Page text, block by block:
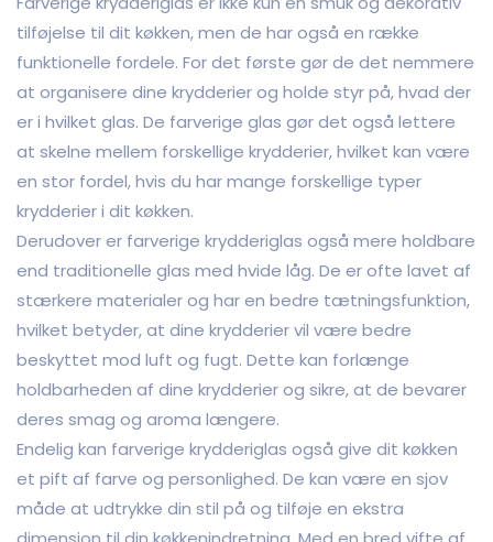
tilføjelse til dit køkken, men de har også en række
funktionelle fordele. For det første gør de det nemmere
at organisere dine krydderier og holde styr på, hvad der
er i hvilket glas. De farverige glas gør det også lettere
at skelne mellem forskellige krydderier, hvilket kan være
en stor fordel, hvis du har mange forskellige typer
krydderier i dit køkken.
Derudover er farverige krydderiglas også mere holdbare
end traditionelle glas med hvide låg. De er ofte lavet af
stærkere materialer og har en bedre tætningsfunktion,
hvilket betyder, at dine krydderier vil være bedre
beskyttet mod luft og fugt. Dette kan forlænge
holdbarheden af dine krydderier og sikre, at de bevarer
deres smag og aroma længere.
Endelig kan farverige krydderiglas også give dit køkken
et pift af farve og personlighed. De kan være en sjov
måde at udtrykke din stil på og tilføje en ekstra